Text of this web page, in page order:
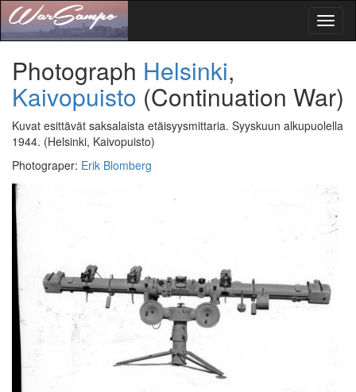
Photograph Helsinki,
Kaivopuisto (Continuation War)
Kuvat esittävät saksalaista etäisyysmittaria. Syyskuun alkupuolella
1944. (Helsinki, Kaivopuisto)
Photograper: Erik Blomberg